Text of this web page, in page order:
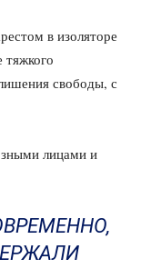
в изоляторе
свободы, с
лицами и